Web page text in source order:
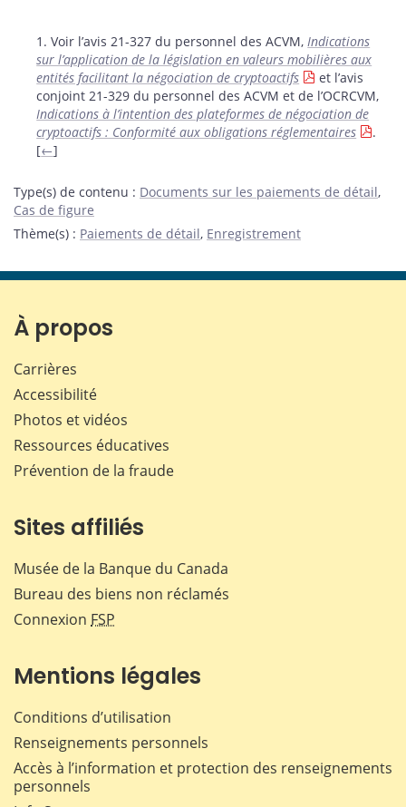
Notes1. Voir l’avis 21-327 du personnel des ACVM,Indications
sur l’application de la législation en valeurs mobilières aux
entités facilitant la négociation de cryptoactifs
et l’avis
conjoint 21-329 du personnel des ACVM et de l’OCRCVM,
Indications à l’intention des plateformes de négociation de
cryptoactifs : Conformité aux obligations réglementaires
.
[←]
Type(s) de contenu : Documents sur les paiements de détail,
Cas de figure
Thème(s) : Paiements de détail, Enregistrement
À propos
Carrières
Accessibilité
Photos et vidéos
Ressources éducatives
Prévention de la fraude
Sites affiliés
Musée de la Banque du Canada
Bureau des biens non réclamés
Connexion FSP
Mentions légales
Conditions d’utilisation
Renseignements personnels
Accès à l’information et protection des renseignements
personnels